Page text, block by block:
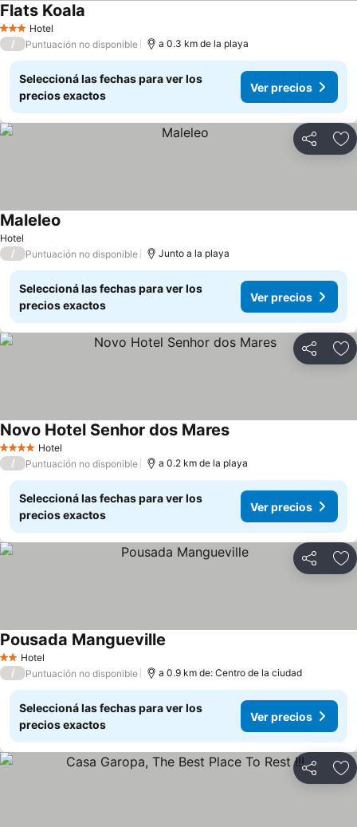
3 Estrellas
Hotel
Flats Koala
/ Puntuación no disponible a 0.3 km de la playa
Seleccioná las fechas para ver los
precios exactos
Ver precios
Compartir
Hotel
Maleleo
/ Puntuación no disponible Junto a la playa
Seleccioná las fechas para ver los
precios exactos
Ver precios
Compartir
4 EstrellasHotel
Novo Hotel Senhor dos Mares
/ Puntuación no disponible a 0.2 km de la playa
Seleccioná las fechas para ver los
precios exactos
Ver precios
Compartir
2 Estrellas
Hotel
Pousada Mangueville
/ Puntuación no disponible a 0.9 km de: Centro de la ciudad
Seleccioná las fechas para ver los
precios exactos
Ver precios
Compartir